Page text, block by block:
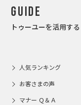
Guide
トゥーユーを活用する
人気ランキング
お客さまの声
マナー Ｑ＆Ａ